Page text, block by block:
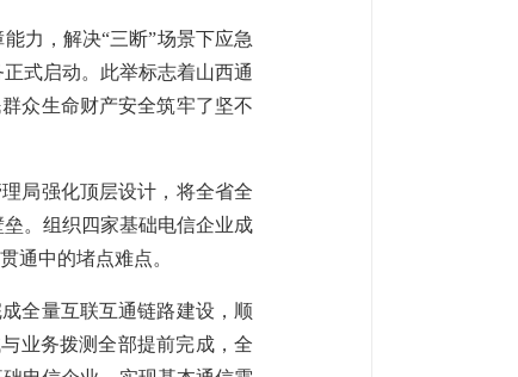
力，解决“三断”场景下应急
式启动。此举标志着山西通
众生命财产安全筑牢了坚不
局强化顶层设计，将全省全
。组织四家基础电信企业成
通中的堵点难点。
全量互联互通链路建设，顺
业务拨测全部提前完成，全